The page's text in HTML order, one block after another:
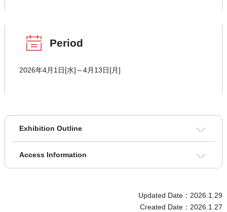
Period
2026年4月1日[水]～4月13日[月]
Exhibition Outline
Access Information
Updated Date：2026.1.29
Created Date：2026.1.27